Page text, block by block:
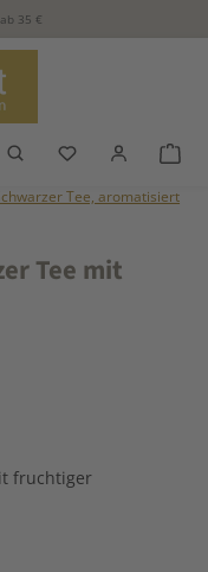
35 €
anzeigen
Du hast 0
Tee, aromatisiert
Tee mit